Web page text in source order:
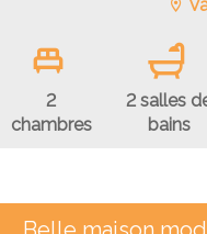
2
chambres
2 salles
bains